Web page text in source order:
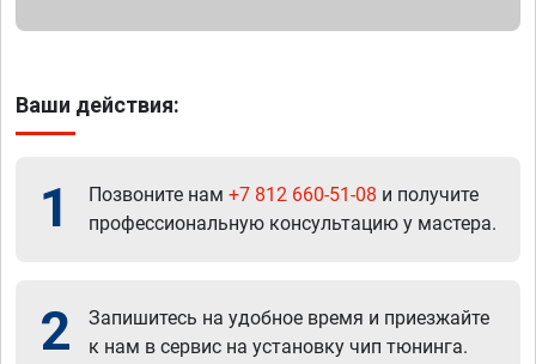
Ваши действия:
1 Позвоните нам +7 812 660-51-08 и получите
профессиональную консультацию у мастера.
2
Запишитесь на удобное время и приезжайте
к нам в сервис на установку чип тюнинга.